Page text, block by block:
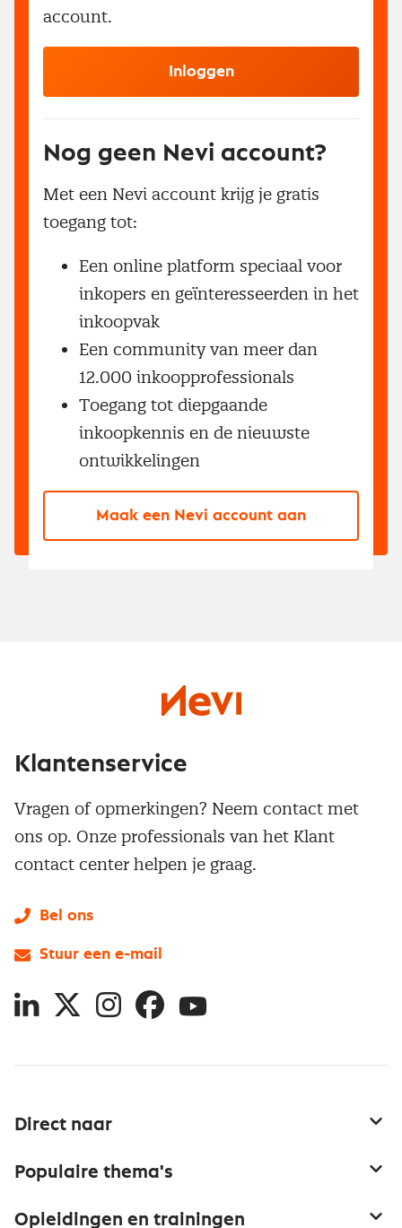
account.
Inloggen
Nog geen Nevi account?
Met een Nevi account krijg je gratis
toegang tot:
Een online platform speciaal voor
inkopers en geïnteresseerden in het
inkoopvak
Een community van meer dan
12.000 inkoopprofessionals
Toegang tot diepgaande
inkoopkennis en de nieuwste
ontwikkelingen
Maak een Nevi account aan
Direct naar
Populaire thema's
Opleidingen en trainingen
Klantenservice
Vragen of opmerkingen? Neem contact met
ons op. Onze professionals van het Klant
contact center helpen je graag.
Bel ons
Stuur een e-mail
LinkedIn
X InstagramFacebookYouTube